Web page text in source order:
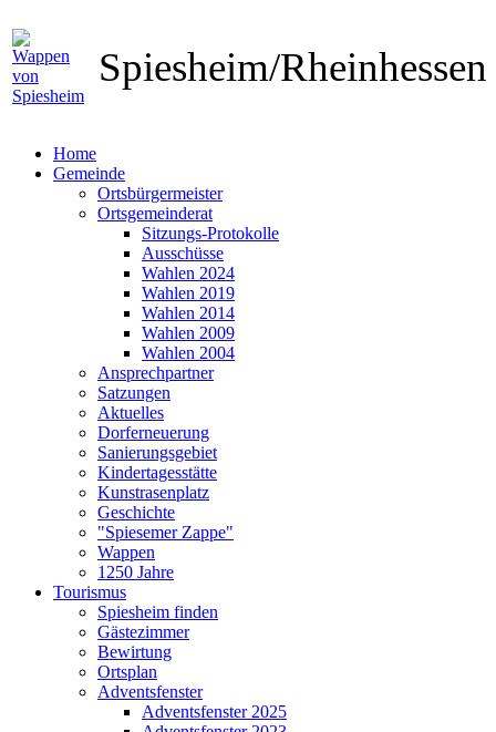
Spiesheim/
Home
Gemeinde
Ortsbürgermeister
Ortsgemeinderat
Sitzungs-Protokolle
Ausschüsse
Wahlen 2024
Wahlen 2019
Wahlen 2014
Wahlen 2009
Wahlen 2004
Ansprechpartner
Satzungen
Aktuelles
Dorferneuerung
Sanierungsgebiet
Kindertagesstätte
Kunstrasenplatz
Geschichte
"Spiesemer Zappe"
Wappen
1250 Jahre
Tourismus
Spiesheim finden
Gästezimmer
Bewirtung
Ortsplan
Adventsfenster
Adventsfenster 2025